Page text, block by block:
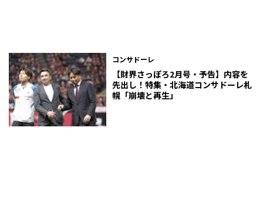
コンサドーレ
【財界さっぽろ2月号・予告】内容を
先出し！特集・北海道コンサドーレ札
幌「崩壊と再生」